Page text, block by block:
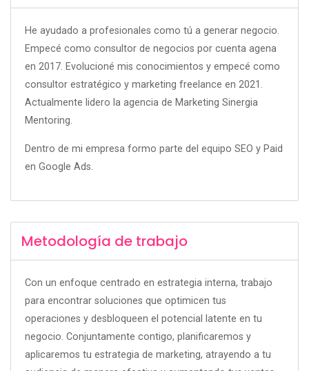
He ayudado a profesionales como tú a generar negocio.
Empecé como consultor de negocios por cuenta agena
en 2017. Evolucioné mis conocimientos y empecé como
consultor estratégico y marketing freelance en 2021.
Actualmente lidero la agencia de Marketing Sinergia
Mentoring.
Dentro de mi empresa formo parte del equipo SEO y Paid
en Google Ads.
Metodología de trabajo
Con un enfoque centrado en estrategia interna, trabajo
para encontrar soluciones que optimicen tus
operaciones y desbloqueen el potencial latente en tu
negocio. Conjuntamente contigo, planificaremos y
aplicaremos tu estrategia de marketing, atrayendo a tu